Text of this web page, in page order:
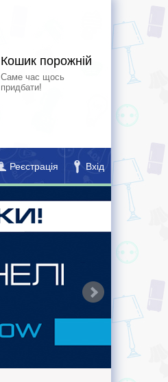
Кошик порожній
Саме час щось
придбати!
Вхід
Реєстрація